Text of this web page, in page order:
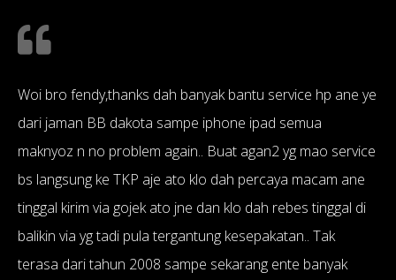
Woi bro fendy,thanks dah banyak bantu service hp ane ye
dari jaman BB dakota sampe iphone ipad semua
maknyoz n no problem again.. Buat agan2 yg mao service
bs langsung ke TKP aje ato klo dah percaya macam ane
tinggal kirim via gojek ato jne dan klo dah rebes tinggal di
balikin via yg tadi pula tergantung kesepakatan.. Tak
terasa dari tahun 2008 sampe sekarang ente banyak